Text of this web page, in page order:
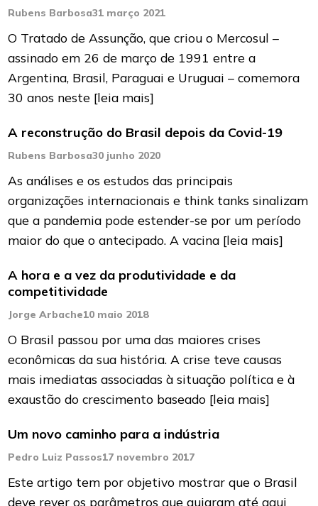
Rubens Barbosa31 março 2021
O Tratado de Assunção, que criou o Mercosul –
assinado em 26 de março de 1991 entre a
Argentina, Brasil, Paraguai e Uruguai – comemora
30 anos neste [leia mais]
A reconstrução do Brasil depois da Covid-19
Rubens Barbosa30 junho 2020
As análises e os estudos das principais
organizações internacionais e think tanks sinalizam
que a pandemia pode estender-se por um período
maior do que o antecipado. A vacina [leia mais]
A hora e a vez da produtividade e da
competitividade
Jorge Arbache10 maio 2018
O Brasil passou por uma das maiores crises
econômicas da sua história. A crise teve causas
mais imediatas associadas à situação política e à
exaustão do crescimento baseado [leia mais]
Um novo caminho para a indústria
Pedro Luiz Passos17 novembro 2017
Este artigo tem por objetivo mostrar que o Brasil
deve rever os parâmetros que guiaram até aqui